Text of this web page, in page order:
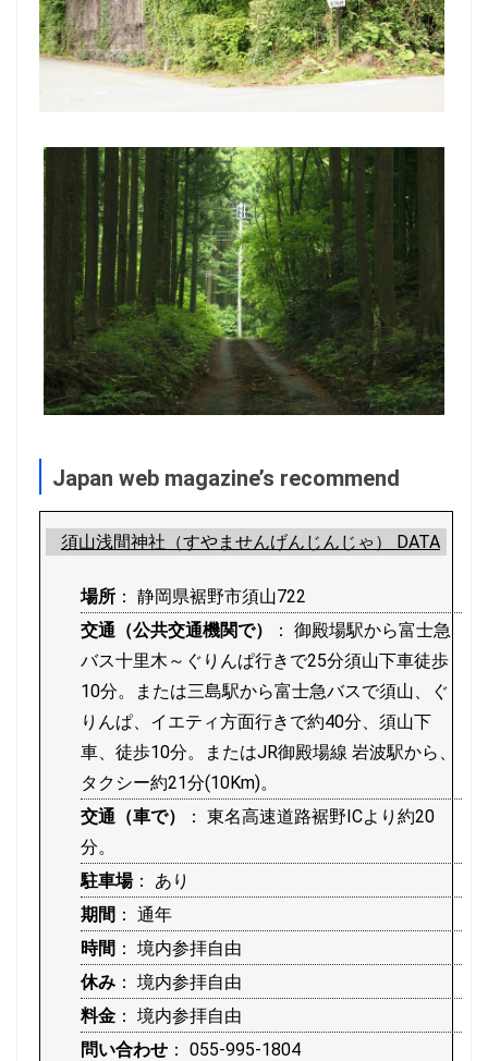
Japan web magazine’s recommend
須山浅間神社（すやませんげんじんじゃ） DATA
場所 ： 静岡県裾野市須山722
交通（公共交通機関で）
： 御殿場駅から富士急
バス十里木～ぐりんぱ行きで25分須山下車徒歩
10分。または三島駅から富士急バスで須山、ぐ
りんぱ、イエティ方面行きで約40分、須山下
車、徒歩10分。またはJR御殿場線 岩波駅から、
タクシー約21分(10Km)。
交通（車で）
： 東名高速道路裾野ICより約20
分。
駐車場： あり
期間 ： 通年
時間 ： 境内参拝自由
休み ： 境内参拝自由
料金 ： 境内参拝自由
問い合わせ ： 055-995-1804